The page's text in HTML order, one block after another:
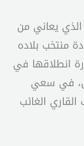
الذي يعاني من
منتخب بلاده
انطلاقها في
في سعي
الغائب